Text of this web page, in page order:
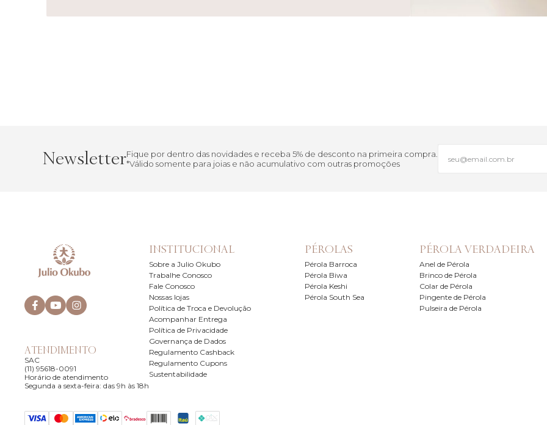
NewsletterFique por dentro das novidades e receba 5% de desconto na primeira compra.
*Válido somente para joias e não acumulativo com outras promoções
ATENDIMENTO
SAC
(11) 95618-0091
Horário de atendimento
Segunda a sexta-feira: das 9h às 18h
INSTITUCIONAL
Sobre a Julio Okubo
Trabalhe Conosco
Fale Conosco
Nossas lojas
Política de Troca e Devolução
Acompanhar Entrega
Política de Privacidade
Governança de Dados
Regulamento Cashback
Regulamento Cupons
Sustentabilidade
PÉROLAS
Pérola Barroca
Pérola Biwa
Pérola Keshi
Pérola South Sea
PÉROLA VERDADEIRA
Anel de Pérola
Brinco de Pérola
Colar de Pérola
Pingente de Pérola
Pulseira de Pérola